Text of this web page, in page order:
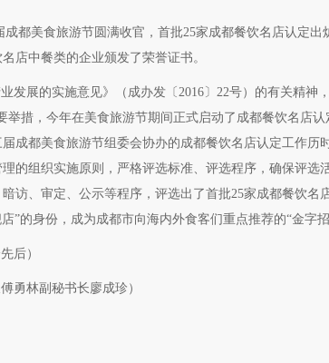
成都美食旅游节圆满收官，首批25家成都餐饮名店认定
店中餐类的企业颁发了荣誉证书。
发展的实施意见》（成办发〔2016〕22号）的有关精神
举措，今年在美食旅游节期间正式启动了成都餐饮名店
成都美食旅游节组委会协办的成都餐饮名店认定工作历
的组织实施原则，严格评选标准、评选程序，确保评选
访、审定、公示等程序，评选出了首批25家成都餐饮名
”的身份，成为成都市向海内外食客们重点推荐的“金字
后）
勇林副秘书长廖成珍）